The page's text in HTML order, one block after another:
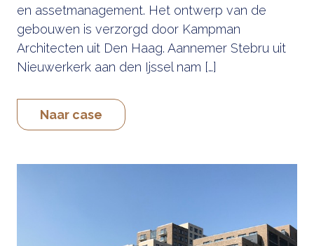
en assetmanagement. Het ontwerp van de
gebouwen is verzorgd door Kampman
Architecten uit Den Haag. Aannemer Stebru uit
Nieuwerkerk aan den Ijssel nam […]
Naar case